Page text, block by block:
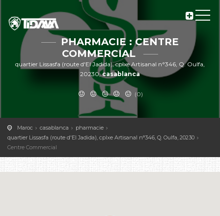
PHARMACIE : CENTRE
COMMERCIAL
quartier Lissasfa (route d'El Jadida), cplxe Artisanal n°346, Q. Oulfa,
20230,casablanca
(0)
Maroc casablanca
pharmacie
quartier Lissasfa (route d'El Jadida), cplxe Artisanal n°346, Q. Oulfa, 20230
Centre Commercial